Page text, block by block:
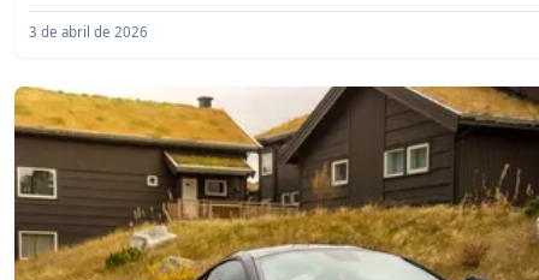
3 de abril de 2026